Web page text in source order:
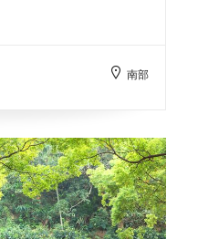
樂的一個地方。 園
究、推廣臺灣原住民
場、工藝手做體驗
的遊客不僅能沉浸式
也能體驗到不同族群
南部